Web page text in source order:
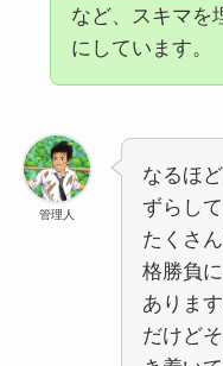
など、スキマを
にしています。
管理人
なるほ
ずらし
たくさ
格勝負
ありま
だけど